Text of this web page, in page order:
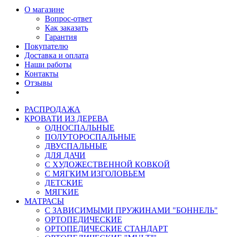
О магазине
Вопрос-ответ
Как заказать
Гарантия
Покупателю
Доставка и оплата
Наши работы
Контакты
Отзывы
РАСПРОДАЖА
КРОВАТИ ИЗ ДЕРЕВА
ОДНОСПАЛЬНЫЕ
ПОЛУТОРОСПАЛЬНЫЕ
ДВУСПАЛЬНЫЕ
ДЛЯ ДАЧИ
С ХУДОЖЕСТВЕННОЙ КОВКОЙ
С МЯГКИМ ИЗГОЛОВЬЕМ
ДЕТСКИЕ
МЯГКИЕ
МАТРАСЫ
С ЗАВИСИМЫМИ ПРУЖИНАМИ "БОННЕЛЬ"
ОРТОПЕДИЧЕСКИЕ
ОРТОПЕДИЧЕСКИЕ СТАНДАРТ